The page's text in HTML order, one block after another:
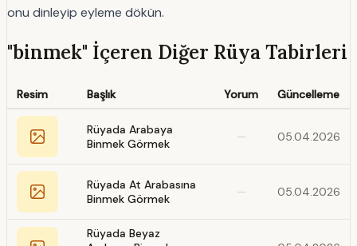
onu dinleyip eyleme dökün.
"binmek" İçeren Diğer Rüya Tabirleri
Resim Başlık Yorum Güncelleme
Rüyada Arabaya
Binmek Görmek
— 05.04.2026
Rüyada At Arabasına
Binmek Görmek
— 05.04.2026
Rüyada Beyaz